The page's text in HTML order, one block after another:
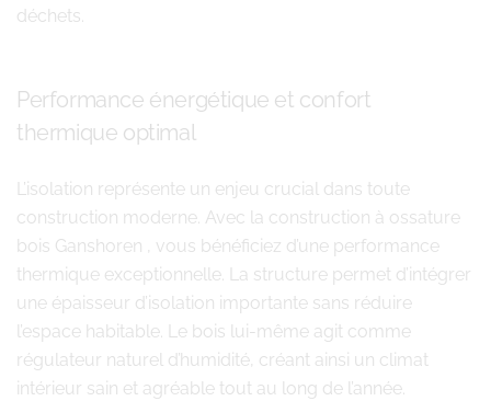
déchets.
Performance énergétique et confort
thermique optimal
L’isolation représente un enjeu crucial dans toute
construction moderne. Avec la construction à ossature
bois Ganshoren , vous bénéficiez d’une performance
thermique exceptionnelle. La structure permet d’intégrer
une épaisseur d’isolation importante sans réduire
l’espace habitable. Le bois lui-même agit comme
régulateur naturel d’humidité, créant ainsi un climat
intérieur sain et agréable tout au long de l’année.